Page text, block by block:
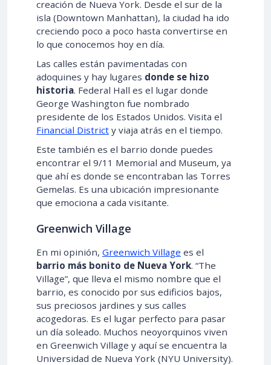
creación de Nueva York. Desde el sur de la
isla (Downtown Manhattan), la ciudad ha ido
creciendo poco a poco hasta convertirse en
lo que conocemos hoy en día.
Las calles están pavimentadas con
adoquines y hay lugares donde se hizo
historia. Federal Hall es el lugar donde
George Washington fue nombrado
presidente de los Estados Unidos. Visita el
Financial District y viaja atrás en el tiempo.
Este también es el barrio donde puedes
encontrar el 9/11 Memorial and Museum, ya
que ahí es donde se encontraban las Torres
Gemelas. Es una ubicación impresionante
que emociona a cada visitante.
Greenwich Village
En mi opinión, Greenwich Village es el
barrio más bonito de Nueva York. “The
Village”, que lleva el mismo nombre que el
barrio, es conocido por sus edificios bajos,
sus preciosos jardines y sus calles
acogedoras. Es el lugar perfecto para pasar
un día soleado. Muchos neoyorquinos viven
en Greenwich Village y aquí se encuentra la
Universidad de Nueva York (NYU University).